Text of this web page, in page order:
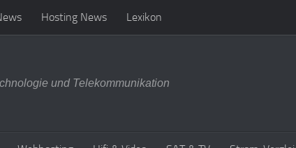
Hosting News Lexikon
und Telekommunikation